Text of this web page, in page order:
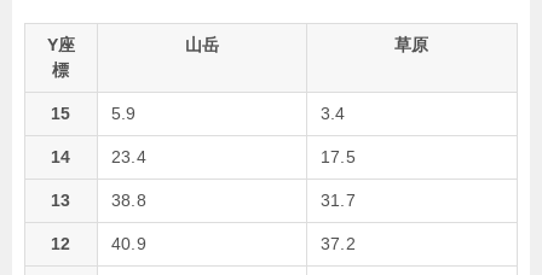
Y座
標
山岳 草原
15 5.9 3.4
14 23.4 17.5
13 38.8 31.7
12 40.9 37.2